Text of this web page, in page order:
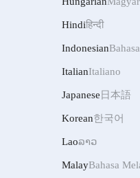
Hindiहिन्दी
Indonesian
ItalianItaliano
Japanese 日本語
Korean한국어
Laoລາວ
MalayBahasa